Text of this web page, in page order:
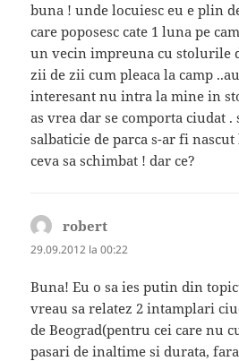
buna ! unde locuiesc eu e plin
care poposesc cate 1 luna pe
un vecin impreuna cu stolurile
zii de zii cum pleaca la camp
interesant nu intra la mine in
as vrea dar se comporta ciudat .
salbaticie de parca s-ar fi
ceva sa schimbat ! dar ce?
robert
29.09.2012 la 00:22
Buna! Eu o sa ies putin din
vreau sa relatez 2 intamplari
de Beograd(pentru cei care nu
pasari de inaltime si durata,